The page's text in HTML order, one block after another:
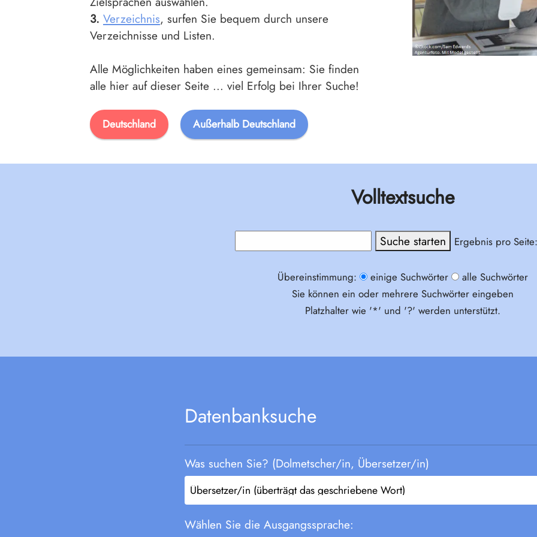
3. Verzeichnis, surfen Sie bequem durch unsere
Verzeichnisse und Listen.
Alle Möglichkeiten haben eines gemeinsam: Sie finden
alle hier auf dieser Seite ... viel Erfolg bei Ihrer Suche!
Deutschland Außerhalb Deutschland
Volltextsuche
Ergebnis pro
Übereinstimmung: einige Suchwörter
alle Suchwörter
Sie können ein oder mehrere Suchwörter eingeben
Platzhalter wie '*' und '?' werden unterstützt.
Datenbanksuche
Was suchen Sie? (Dolmetscher/in, Übersetzer/in)
Wählen Sie die Ausgangssprache: